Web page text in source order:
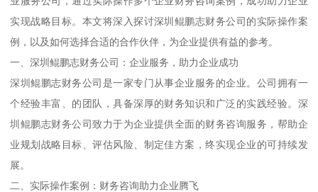
实现战略目标。本文将深入探讨深圳鲲鹏志财务公司的实际操作案
例，以及如何选择合适的合作伙伴，为企业提供有益的参考。
一、深圳鲲鹏志财务公司：企业服务，助力企业成功
深圳鲲鹏志财务公司是一家专门从事企业服务的企业。公司拥有一
个经验丰富、的团队，具备深厚的财务知识和广泛的实践经验。深
圳鲲鹏志财务公司致力于为企业提供全面的财务咨询服务，帮助企
业规划战略目标、评估风险、制定佳方案，终实现企业的可持续发
展。
二、实际操作案例：财务咨询助力企业腾飞